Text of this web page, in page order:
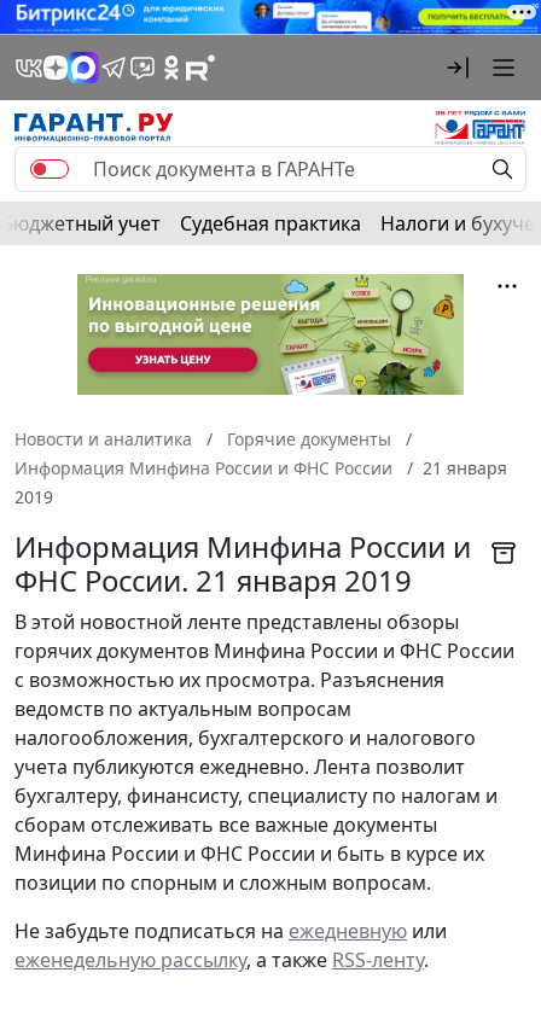
Бюджетный учет Судебная практика Налоги и
Новости и аналитика
Горячие документы
Информация Минфина России и ФНС России
21 января
2019
Информация Минфина России и
ФНС России. 21 января 2019
В этой новостной ленте представлены обзоры
горячих документов Минфина России и ФНС России
с возможностью их просмотра. Разъяснения
ведомств по актуальным вопросам
налогообложения, бухгалтерского и налогового
учета публикуются ежедневно. Лента позволит
бухгалтеру, финансисту, специалисту по налогам и
сборам отслеживать все важные документы
Минфина России и ФНС России и быть в курсе их
позиции по спорным и сложным вопросам.
Не забудьте подписаться на ежедневную или
еженедельную рассылку, а также RSS-ленту.